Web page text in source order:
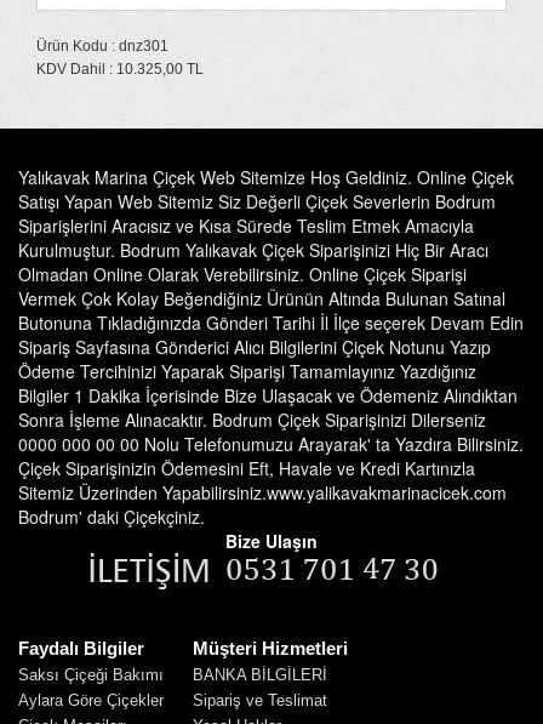
Ürün Kodu : dnz301
KDV Dahil : 10.325,00 TL
Yalıkavak Marina Çiçek Web Sitemize Hoş Geldiniz. Online Çiçek
Satışı Yapan Web Sitemiz Siz Değerli Çiçek Severlerin Bodrum
Siparişlerini Aracısız ve Kısa Sürede Teslim Etmek Amacıyla
Kurulmuştur. Bodrum Yalıkavak Çiçek Siparişinizi Hiç Bir Aracı
Olmadan Online Olarak Verebilirsiniz. Online Çiçek Siparişi
Vermek Çok Kolay Beğendiğiniz Ürünün Altında Bulunan Satınal
Butonuna Tıkladığınızda Gönderi Tarihi İl İlçe seçerek Devam Edin
Sipariş Sayfasına Gönderici Alıcı Bilgilerini Çiçek Notunu Yazıp
Ödeme Tercihinizi Yaparak Siparişi Tamamlayınız Yazdığınız
Bilgiler 1 Dakika İçerisinde Bize Ulaşacak ve Ödemeniz Alındıktan
Sonra İşleme Alınacaktır. Bodrum Çiçek Siparişinizi Dilerseniz
0000 000 00 00 Nolu Telefonumuzu Arayarak' ta Yazdıra Bilirsiniz.
Çiçek Siparişinizin Ödemesini Eft, Havale ve Kredi Kartınızla
Sitemiz Üzerinden Yapabilirsiniz.www.yalikavakmarinacicek.com
Bodrum' daki Çiçekçiniz.
Bize Ulaşın
Faydalı Bilgiler
Saksı Çiçeği Bakımı
Aylara Göre Çiçekler
Müşteri Hizmetleri
BANKA BİLGİLERİ
Sipariş ve Teslimat